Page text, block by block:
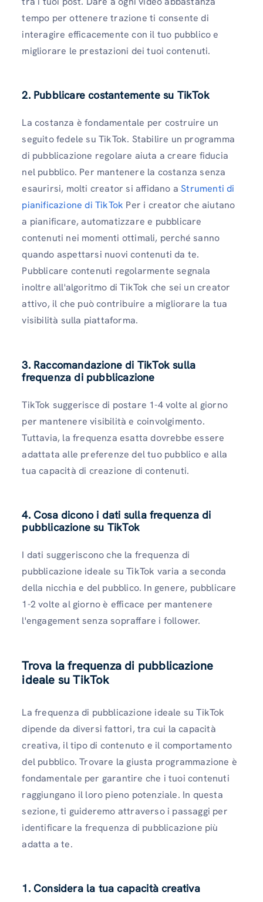
tempo per ottenere trazione ti consente di
interagire efficacemente con il tuo pubblico e
migliorare le prestazioni dei tuoi contenuti.
2. Pubblicare costantemente su TikTok
La costanza è fondamentale per costruire un
seguito fedele su TikTok. Stabilire un programma
di pubblicazione regolare aiuta a creare fiducia
nel pubblico. Per mantenere la costanza senza
esaurirsi, molti creator si affidano aStrumenti di
pianificazione di TikTok Per i creator che aiutano
a pianificare, automatizzare e pubblicare
contenuti nei momenti ottimali, perché sanno
quando aspettarsi nuovi contenuti da te.
Pubblicare contenuti regolarmente segnala
inoltre all'algoritmo di TikTok che sei un creator
attivo, il che può contribuire a migliorare la tua
visibilità sulla piattaforma.
3. Raccomandazione di TikTok sulla
frequenza di pubblicazione
TikTok suggerisce di postare 1-4 volte al giorno
per mantenere visibilità e coinvolgimento.
Tuttavia, la frequenza esatta dovrebbe essere
adattata alle preferenze del tuo pubblico e alla
tua capacità di creazione di contenuti.
4. Cosa dicono i dati sulla frequenza di
pubblicazione su TikTok
I dati suggeriscono che la frequenza di
pubblicazione ideale su TikTok varia a seconda
della nicchia e del pubblico. In genere, pubblicare
1-2 volte al giorno è efficace per mantenere
l'engagement senza sopraffare i follower.
Trova la frequenza di pubblicazione
ideale su TikTok
La frequenza di pubblicazione ideale su TikTok
dipende da diversi fattori, tra cui la capacità
creativa, il tipo di contenuto e il comportamento
del pubblico. Trovare la giusta programmazione è
fondamentale per garantire che i tuoi contenuti
raggiungano il loro pieno potenziale. In questa
sezione, ti guideremo attraverso i passaggi per
identificare la frequenza di pubblicazione più
adatta a te.
1. Considera la tua capacità creativa